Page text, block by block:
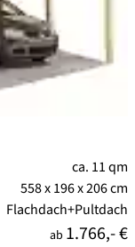
ca. 11 qm
558 x 196 x 206 cm
Flachdach+Pultdach
ab 1.766,- €